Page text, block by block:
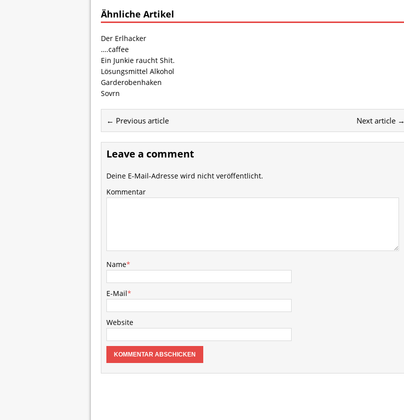
Ähnliche Artikel
Der Erlhacker
….caffee
Ein Junkie raucht Shit.
Lösungsmittel Alkohol
Garderobenhaken
Sovrn
← Previous article Next article →
Leave a comment
Deine E-Mail-Adresse wird nicht veröffentlicht.
Kommentar
Name*
E-Mail*
Website